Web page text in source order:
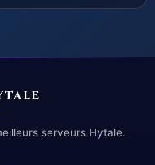
serveurs Hytale.